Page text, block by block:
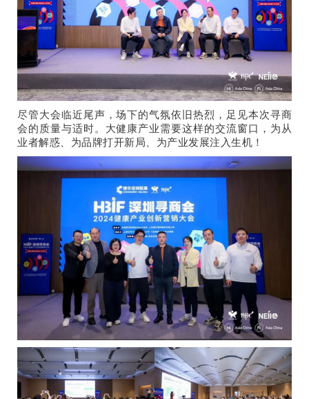
尽管大会临近尾声，场下的气氛依旧热烈，足见本次寻商
会的质量与适时。大健康产业需要这样的交流窗口，为从
业者解惑、为品牌打开新局、为产业发展注入生机！